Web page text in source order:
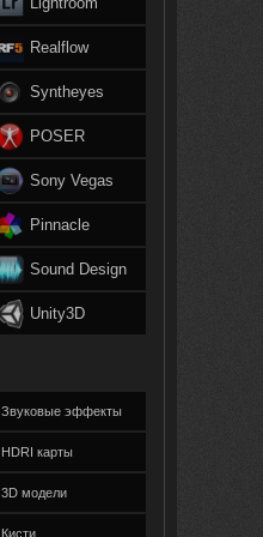
Realflow
Syntheyes
POSER
Sony Vegas
Pinnacle
Sound Design
Unity3D
Звуковые эффекты
HDRI карты
3D модели
Кисти